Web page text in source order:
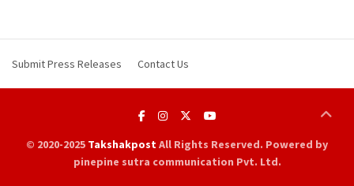
Submit Press Releases Contact Us
© 2020-2025 TakshakpostAll Rights Reserved. Powered by
pinepine sutra communication Pvt. Ltd.